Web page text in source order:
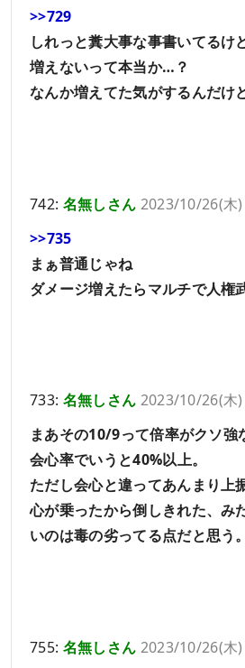
>>729
しれっと糞大事な事書いてるけ
増えないって本当か…？
なんか増えてた気がするんだけ
742: 名無しさん 2023/10/26(木
>>735
まぁ普通じゃね
ダメージ増えたらマルチで人権
733: 名無しさん 2023/10/26(木
まあその10/9って倍率がクソ強
会心率でいうと40%以上。
ただし会心と違ってあんまり上
心が乗ったから倒しきれた、み
いのは毒の劣ってる点だと思う。
755: 名無しさん 2023/10/26(木